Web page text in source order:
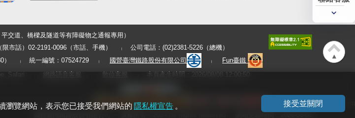
交道、橋樑及隧道等有障礙物之通報專用）
市話）02-2191-0096（市話、手機）
公司電話：(02)2381-5226（總機）
統一編號：07524729 國營臺灣鐵路股份有限公司
Fun臺鐵
Safari
網路語音客服 數位客服 本頁產生時間：2026/08/08 12:00:50
常用
▲
瀏覽網站，表示您已接受我們網站的 隱私權宣告 。 接受並關閉